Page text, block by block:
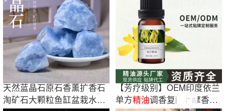
天然蓝晶石原石香薰扩香石
淘矿石大颗粒鱼缸盆栽水晶
【芳疗级别】OEM印度依兰
单方精油调香复配按摩香薰
广告